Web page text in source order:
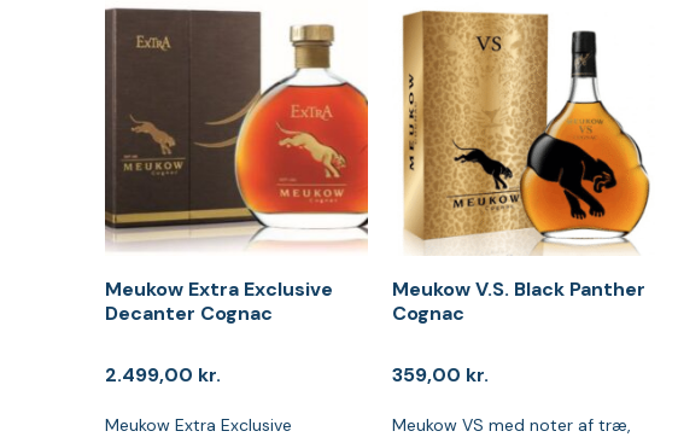
Meukow Extra Exclusive
Decanter Cognac
2.499,00 kr.
Meukow Extra Exclusive
Meukow V.S. Black Panther
Cognac
359,00 kr.
Meukow VS med noter af træ,